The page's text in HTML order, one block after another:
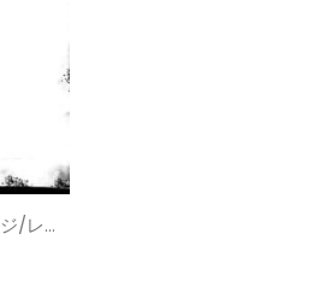
RACING905 スタントケージ/レースアーマー リペアスライダー